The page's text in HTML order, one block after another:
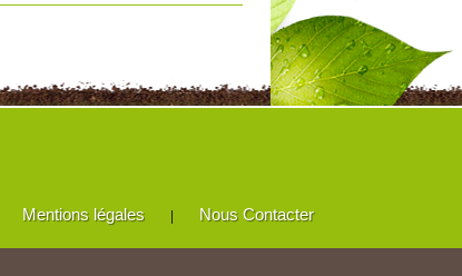
Mentions légales Nous Contacter